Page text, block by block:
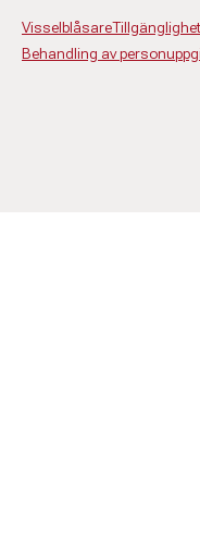
Visselblåsare
Behandling av